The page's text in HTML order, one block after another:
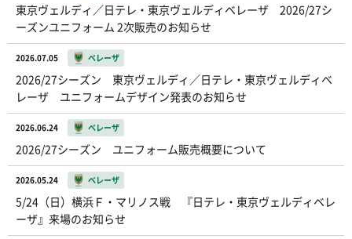
東京ヴェルディ／日テレ・東京ヴェルディベレーザ 2026/27シ
ーズンユニフォーム 2次販売のお知らせ
2026.07.05 ベレーザ
2026/27シーズン 東京ヴェルディ／日テレ・東京ヴェルディベ
レーザ ユニフォームデザイン発表のお知らせ
2026.06.24 ベレーザ
2026/27シーズン ユニフォーム販売概要について
2026.05.24 ベレーザ
5/24（日）横浜Ｆ・マリノス戦 『日テレ・東京ヴェルディベレ
ーザ』来場のお知らせ